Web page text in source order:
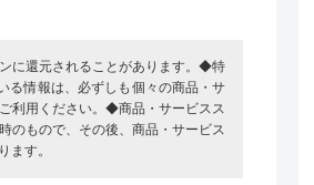
に還元されることがあります。◆特
る情報は、必ずしも個々の商品・サ
利用ください。◆商品・サービスス
のもので、その後、商品・サービス
ます。